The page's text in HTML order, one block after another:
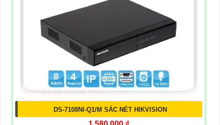
DS-7108NI-Q1/M SẮC NÉT HIKVISION